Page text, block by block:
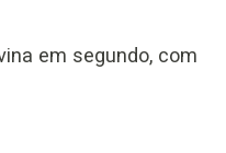
em segundo, com